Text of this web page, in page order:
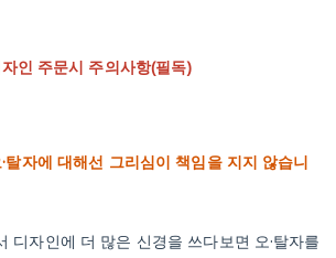
인 주문시 주의사항(필독)
탈자에 대해선 그리심이 책임을 지지 않습니
디자인에 더 많은 신경을 쓰다보면 오·탈자를